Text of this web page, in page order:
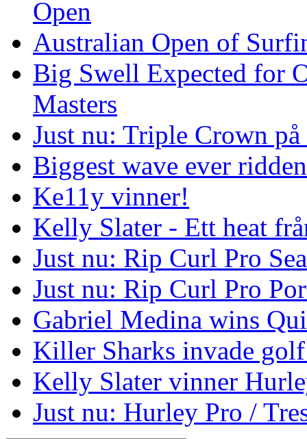
Open
Australian Open of
Big Swell Expected for
Masters
Just nu: Triple Crown på
Biggest wave ever
Ke11y vinner!
Kelly Slater - Ett heat
Just nu: Rip Curl Pro
Just nu: Rip Curl Pro
Gabriel Medina wins
Killer Sharks invade
Kelly Slater vinner
Just nu: Hurley Pro /